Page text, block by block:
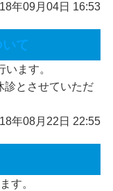
年09月04日 16:53
て
ます。
診とさせていただ
年08月22日 22:55
す。